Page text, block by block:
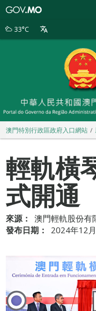
別
33°C
澳門特別行政區政府入口網站
輕軌橫
式開通
來源：
澳門輕軌股份有
發布日期：
2024年12